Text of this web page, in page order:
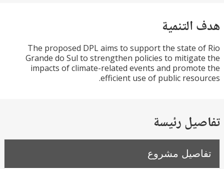
The proposed DPL aims to support the state
Grande do Sul to strengthen policies to
impacts of climate-related events and
efficient use of public
رئيسة
مشروع